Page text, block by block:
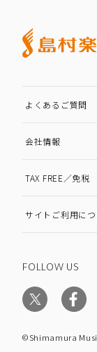
よくあるご質問
会社情報
TAX FREE／免税
サイトご利用に
FOLLOW US
©Shimamura